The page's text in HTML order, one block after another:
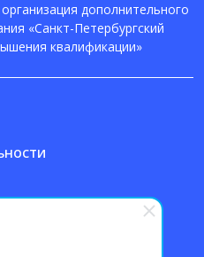
дополнительного
«Санкт-Петербургский
квалификации»